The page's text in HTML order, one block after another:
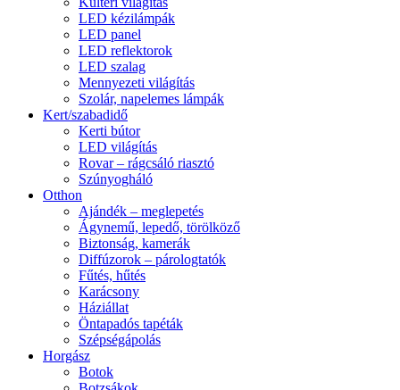
LED kézilámpák
LED panel
LED reflektorok
LED szalag
Mennyezeti világítás
Szolár, napelemes lámpák
Kert/szabadidő
Kerti bútor
LED világítás
Rovar – rágcsáló riasztó
Szúnyogháló
Otthon
Ajándék – meglepetés
Ágynemű, lepedő, törölköző
Biztonság, kamerák
Diffúzorok – párologtatók
Fűtés, hűtés
Karácsony
Háziállat
Öntapadós tapéták
Szépségápolás
Horgász
Botok